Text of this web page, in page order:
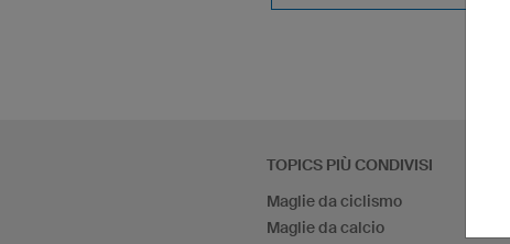
TOPICS PIÙ CONDIVISI
Maglie da ciclismo
Maglie da calcio